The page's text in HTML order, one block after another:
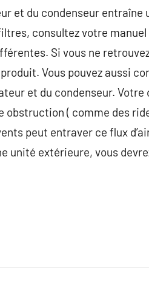
et du condenseur entraîne
consultez votre manuel
Si vous ne
Vous pouvez aussi
et du condenseur.
obstruction ( comme des
peut entraver ce flux
unité extérieure, vous